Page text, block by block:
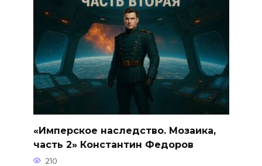
«Имперское наследство. Мозаика,
часть 2» Константин Федоров
210